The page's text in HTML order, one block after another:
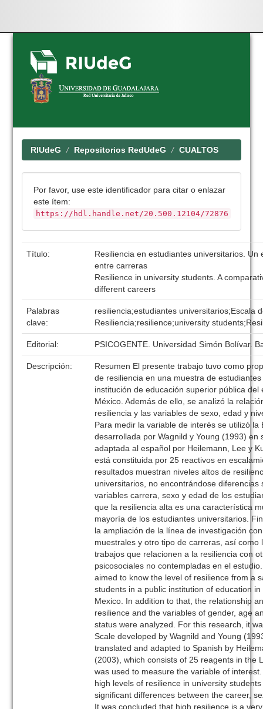
Skip
navigation
RIUdeG Repositorios RedUdeG CUALTOS
Por favor, use este identificador para citar o enlazar
este ítem:
https://hdl.handle.net/20.500.12104/72876
Título:
Resiliencia en estudiantes universitarios. Un
entre carreras
Resilience in university students. A
different careers
Palabras
clave:
resiliencia;estudiantes universitarios;Escala
Resiliencia;resilience;university
Editorial: PSICOGENTE. Universidad Simón Bolívar.
Descripción:
Resumen El presente trabajo tuvo como
de resiliencia en una muestra de
institución de educación superior pública del
México. Además de ello, se analizó la
resiliencia y las variables de sexo, edad y
Para medir la variable de interés se utilizó la
desarrollada por Wagnild y Young (1993) en
adaptada al español por Heilemann, Lee y
está constituida por 25 reactivos en
resultados muestran niveles altos de
universitarios, no encontrándose diferencias
variables carrera, sexo y edad de los
que la resiliencia alta es una característica
mayoría de los estudiantes universitarios.
la ampliación de la línea de investigación
muestrales y otro tipo de carreras, así como
trabajos que relacionen a la resiliencia con
psicosociales no contempladas en el
aimed to know the level of resilience from a
students in a public institution of education
Mexico. In addition to that, the relationship
resilience and the variables of gender, age
status were analyzed. For this research, it
Scale developed by Wagnild and Young
translated and adapted to Spanish by
(2003), which consists of 25 reagents in the
was used to measure the variable of
high levels of resilience in university
significant differences between the career,
It was concluded that high resilience is a